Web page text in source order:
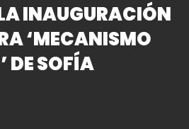
INAUGURACIÓN
‘MECANISMO
DE SOFÍA